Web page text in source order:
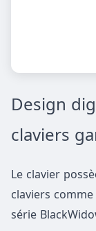
Design
claviers
Le clavier
claviers
série